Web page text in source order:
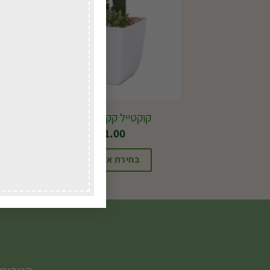
קוקטייל קקטוסים קטן
71.00
בחירת אפשרויות